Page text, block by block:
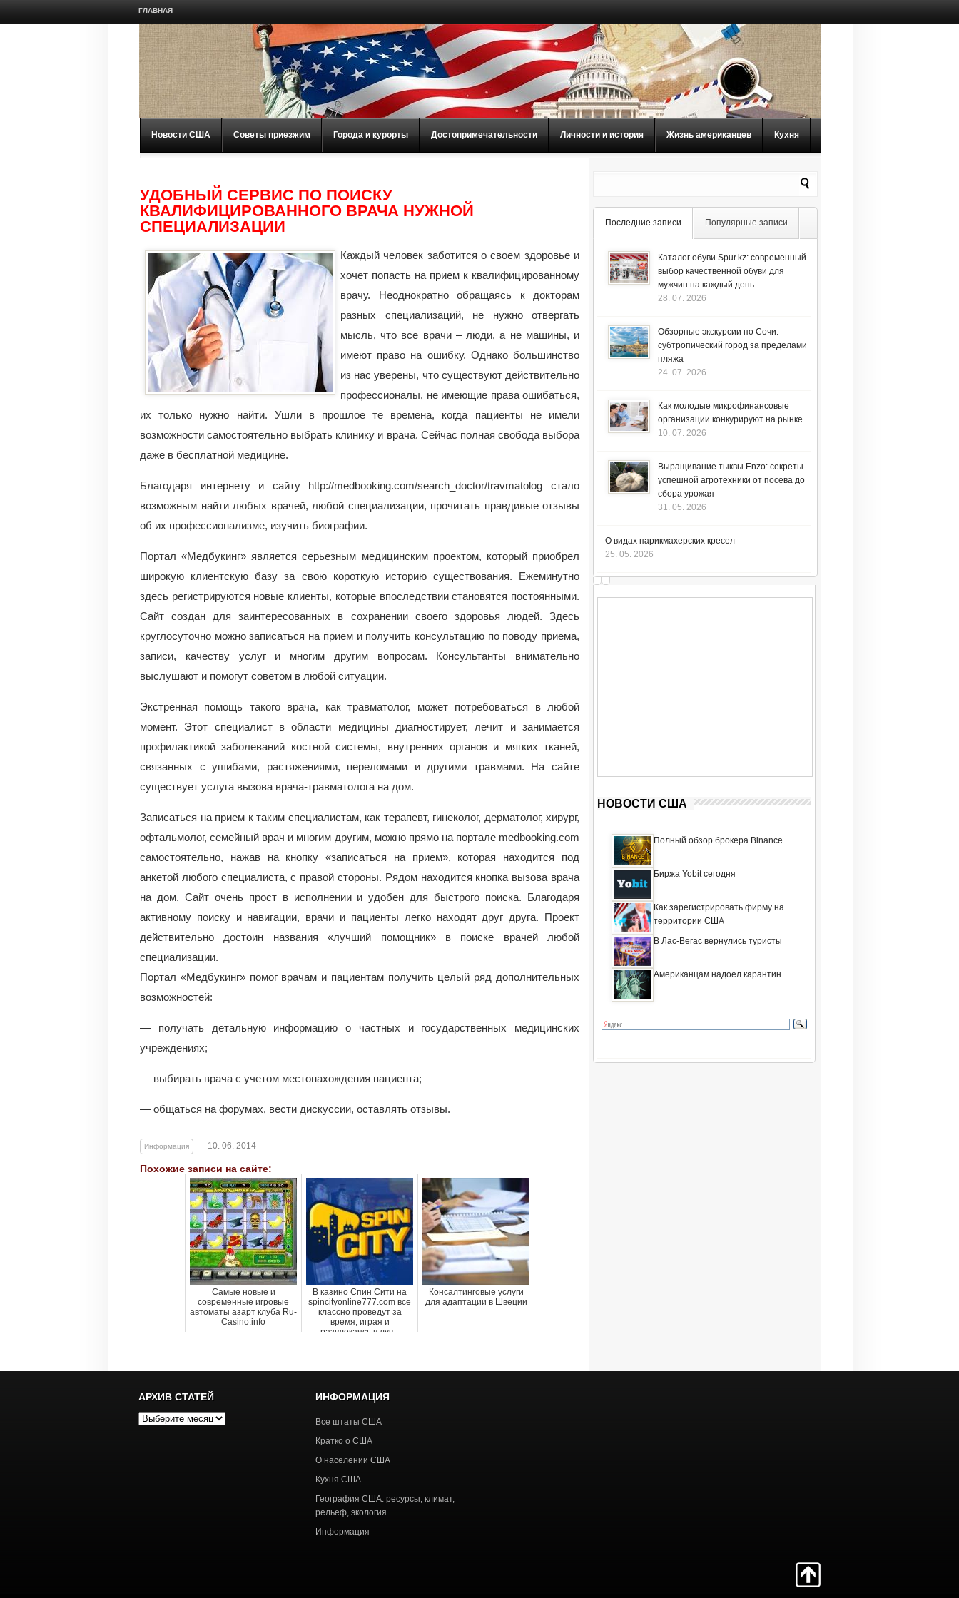
ГЛАВНАЯ
Новости США Советы приезжим Города и курорты Достопримечательности Личности и история Жизнь американцев Кухня
УДОБНЫЙ СЕРВИС ПО ПОИСКУ
КВАЛИФИЦИРОВАННОГО ВРАЧА НУЖНОЙ
СПЕЦИАЛИЗАЦИИ
Каждый человек заботится о своем здоровье и
хочет попасть на прием к квалифицированному
врачу. Неоднократно обращаясь к докторам
разных специализаций, не нужно отвергать
мысль, что все врачи – люди, а не машины, и
имеют право на ошибку. Однако большинство
из нас уверены, что существуют действительно
профессионалы, не имеющие права ошибаться,
их только нужно найти. Ушли в прошлое те времена, когда пациенты не имели
возможности самостоятельно выбрать клинику и врача. Сейчас полная свобода выбора
даже в бесплатной медицине.
Благодаря интернету и сайту http://medbooking.com/search_doctor/travmatolog стало
возможным найти любых врачей, любой специализации, прочитать правдивые отзывы
об их профессионализме, изучить биографии.
Портал «Медбукинг» является серьезным медицинским проектом, который приобрел
широкую клиентскую базу за свою короткую историю существования. Ежеминутно
здесь регистрируются новые клиенты, которые впоследствии становятся постоянными.
Сайт создан для заинтересованных в сохранении своего здоровья людей. Здесь
круглосуточно можно записаться на прием и получить консультацию по поводу приема,
записи, качеству услуг и многим другим вопросам. Консультанты внимательно
выслушают и помогут советом в любой ситуации.
Экстренная помощь такого врача, как травматолог, может потребоваться в любой
момент. Этот специалист в области медицины диагностирует, лечит и занимается
профилактикой заболеваний костной системы, внутренних органов и мягких тканей,
связанных с ушибами, растяжениями, переломами и другими травмами. На сайте
существует услуга вызова врача-травматолога на дом.
Записаться на прием к таким специалистам, как терапевт, гинеколог, дерматолог, хирург,
офтальмолог, семейный врач и многим другим, можно прямо на портале medbooking.com
самостоятельно, нажав на кнопку «записаться на прием», которая находится под
анкетой любого специалиста, с правой стороны. Рядом находится кнопка вызова врача
на дом. Сайт очень прост в исполнении и удобен для быстрого поиска. Благодаря
активному поиску и навигации, врачи и пациенты легко находят друг друга. Проект
действительно достоин названия «лучший помощник» в поиске врачей любой
специализации.
Портал «Медбукинг» помог врачам и пациентам получить целый ряд дополнительных
возможностей:
— получать детальную информацию о частных и государственных медицинских
учреждениях;
— выбирать врача с учетом местонахождения пациента;
— общаться на форумах, вести дискуссии, оставлять отзывы.
Информация — 10. 06. 2014
Похожие записи на сайте:
Самые новые и
современные игровые
автоматы азарт клуба Ru-
Casino.info
В казино Спин Сити на
spincityonline777.com все
классно проведут за
время, играя и
развлекаясь в луч...
Консалтинговые услуги
для адаптации в Швеции
Последние записи Популярные записи
Каталог обуви Spur.kz: современный
выбор качественной обуви для
мужчин на каждый день
28. 07. 2026
Обзорные экскурсии по Сочи:
субтропический город за пределами
пляжа
24. 07. 2026
Как молодые микрофинансовые
организации конкурируют на рынке
10. 07. 2026
Выращивание тыквы Enzo: секреты
успешной агротехники от посева до
сбора урожая
31. 05. 2026
О видах парикмахерских кресел
25. 05. 2026
НОВОСТИ США
Полный обзор брокера Binance
Биржа Yobit сегодня
Как зарегистрировать фирму на
территории США
В Лас-Вегас вернулись туристы
Американцам надоел карантин
АРХИВ СТАТЕЙ
Архив
ИНФОРМАЦИЯ
Все штаты США
Кратко о США
О населении США
Кухня США
География США: ресурсы, климат,
рельеф, экология
Информация